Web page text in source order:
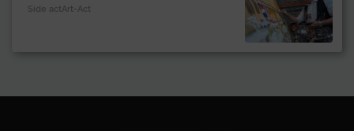
Side actArt-Act